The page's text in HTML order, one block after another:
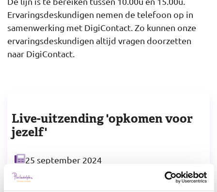
Ervaringsdeskundigen nemen de telefoon op in
samenwerking met DigiContact. Zo kunnen onze
ervaringsdeskundigen altijd vragen doorzetten
naar DigiContact.
Live-uitzending 'opkomen voor
jezelf'
Datum
25 september 2024
Delen